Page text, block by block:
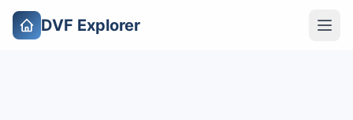
DVF Explorer